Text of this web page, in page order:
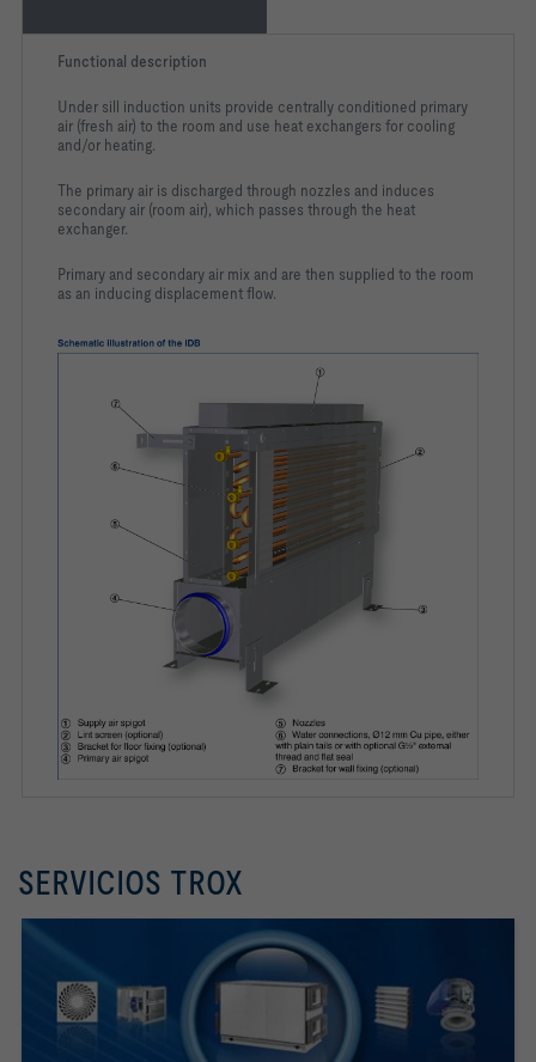
Functional description
Under sill induction units provide centrally conditioned primary
air (fresh air) to the room and use heat exchangers for cooling
and/or heating.
The primary air is discharged through nozzles and induces
secondary air (room air), which passes through the heat
exchanger.
Primary and secondary air mix and are then supplied to the room
as an inducing displacement flow.
SERVICIOS TROX